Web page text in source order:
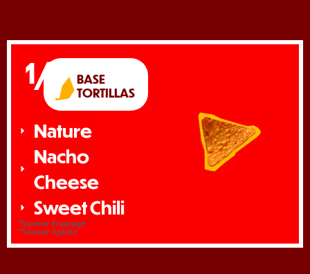
1/
BASE
TORTILLAS
Nature
Nacho
Cheese
Sweet Chili
*Saveur fromage
*Saveur épicée